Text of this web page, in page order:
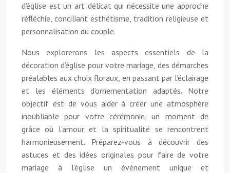
d’église est un art délicat qui nécessite une approche
réfléchie, conciliant esthétisme, tradition religieuse et
personnalisation du couple.
Nous explorerons les aspects essentiels de la
décoration d’église pour votre mariage, des démarches
préalables aux choix floraux, en passant par l’éclairage
et les éléments d’ornementation adaptés. Notre
objectif est de vous aider à créer une atmosphère
inoubliable pour votre cérémonie, un moment de
grâce où l’amour et la spiritualité se rencontrent
harmonieusement. Préparez-vous à découvrir des
astuces et des idées originales pour faire de votre
mariage à l’église un événement unique et